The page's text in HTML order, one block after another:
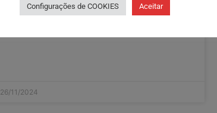
LEIA COMPLETO »
26/11/2024
Configurações de COOKIES Aceitar